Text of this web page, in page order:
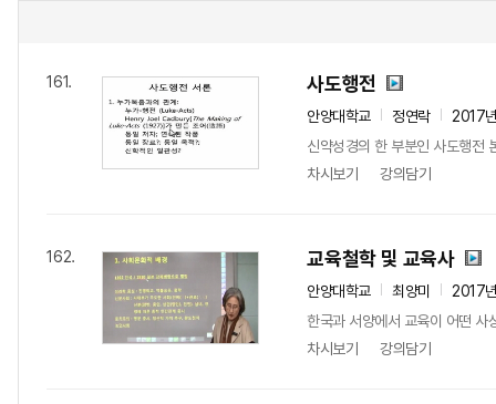
161. 사도행전
안양대학교 정연락
2017
신약성경의 한 부분인 사도행전
차시보기
강의담기
162. 교육철학 및 교육사
안양대학교 최양미
2017
한국과 서양에서 교육이 어떤 사
차시보기
강의담기